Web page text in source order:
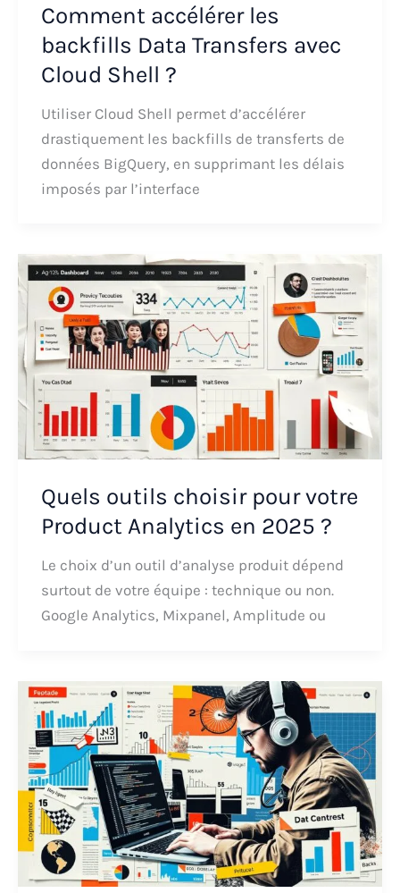
Comment accélérer les
backfills Data Transfers avec
Cloud Shell ?
Utiliser Cloud Shell permet d’accélérer
drastiquement les backfills de transferts de
données BigQuery, en supprimant les délais
imposés par l’interface
Quels outils choisir pour votre
Product Analytics en 2025 ?
Le choix d’un outil d’analyse produit dépend
surtout de votre équipe : technique ou non.
Google Analytics, Mixpanel, Amplitude ou